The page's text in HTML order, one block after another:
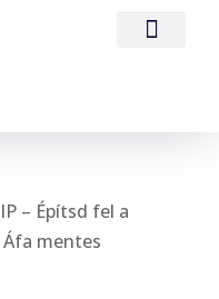
– Építsd fel a
mentes